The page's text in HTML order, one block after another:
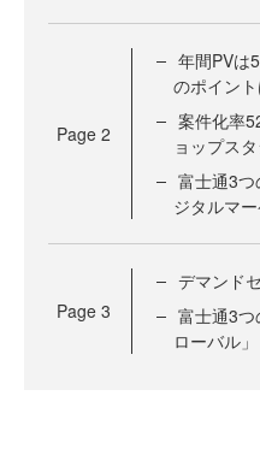
Page 2
年間PVは
のポイント
案件化率
ョップス
富士通3
ジタルマ
Page 3
デマンド
富士通3
ローバル」